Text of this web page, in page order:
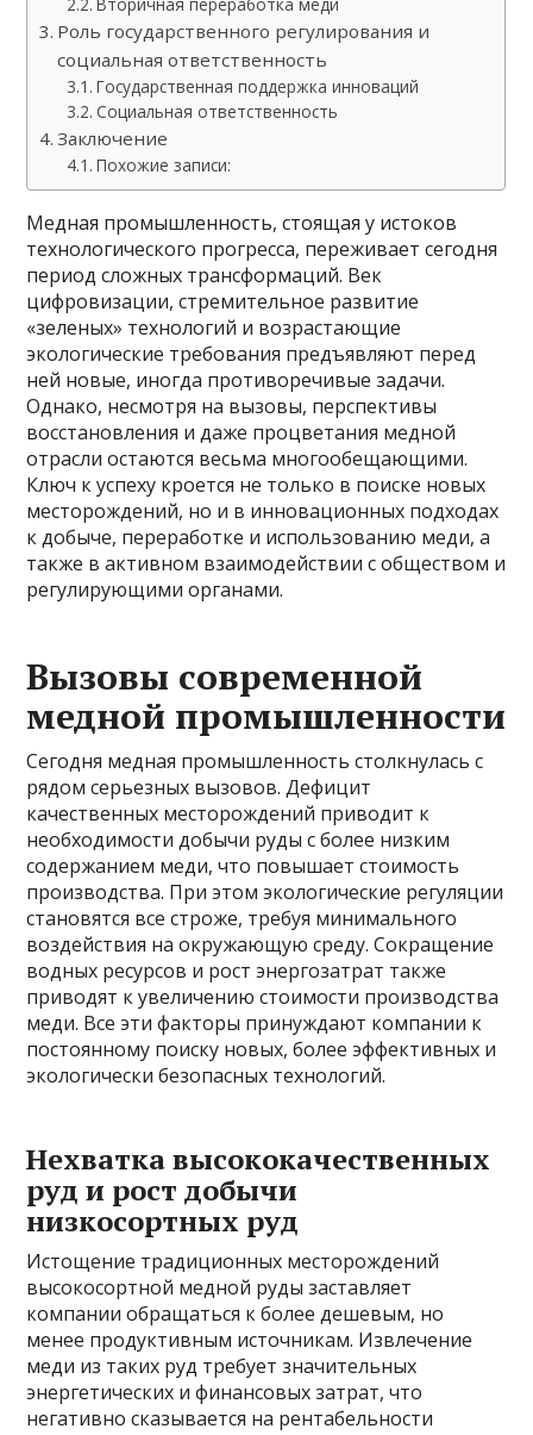
Роль государственного регулирования и
социальная ответственность
Государственная поддержка инноваций
Социальная ответственность
Заключение
Похожие записи:
Медная промышленность, стоящая у истоков
технологического прогресса, переживает сегодня
период сложных трансформаций. Век
цифровизации, стремительное развитие
«зеленых» технологий и возрастающие
экологические требования предъявляют перед
ней новые, иногда противоречивые задачи.
Однако, несмотря на вызовы, перспективы
восстановления и даже процветания медной
отрасли остаются весьма многообещающими.
Ключ к успеху кроется не только в поиске новых
месторождений, но и в инновационных подходах
к добыче, переработке и использованию меди, а
также в активном взаимодействии с обществом и
регулирующими органами.
Вызовы современной
медной промышленности
Сегодня медная промышленность столкнулась с
рядом серьезных вызовов. Дефицит
качественных месторождений приводит к
необходимости добычи руды с более низким
содержанием меди, что повышает стоимость
производства. При этом экологические регуляции
становятся все строже, требуя минимального
воздействия на окружающую среду. Сокращение
водных ресурсов и рост энергозатрат также
приводят к увеличению стоимости производства
меди. Все эти факторы принуждают компании к
постоянному поиску новых, более эффективных и
экологически безопасных технологий.
Нехватка высококачественных
руд и рост добычи
низкосортных руд
Истощение традиционных месторождений
высокосортной медной руды заставляет
компании обращаться к более дешевым, но
менее продуктивным источникам. Извлечение
меди из таких руд требует значительных
энергетических и финансовых затрат, что
негативно сказывается на рентабельности